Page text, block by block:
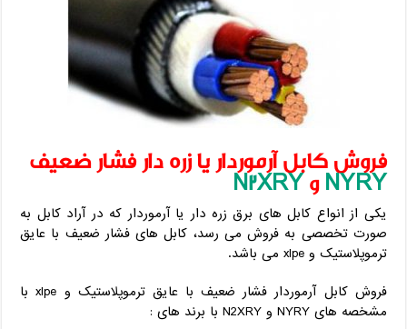
فروش کابل آرموردار یا زره دار فشار ضعیف
NYRYوN2XRY
یکی از انواع کابل های برق زره دار یا آرموردار که در آراد کابل به
صورت تخصصی به فروش می رسد، کابل های فشار ضعیف با عایق
ترموپلاستیک و xlpe می باشد.
فروش کابل آرموردار فشار ضعیف با عایق ترموپلاستیک و xlpe با
مشخصه های NYRY و N2XRY با برند های :